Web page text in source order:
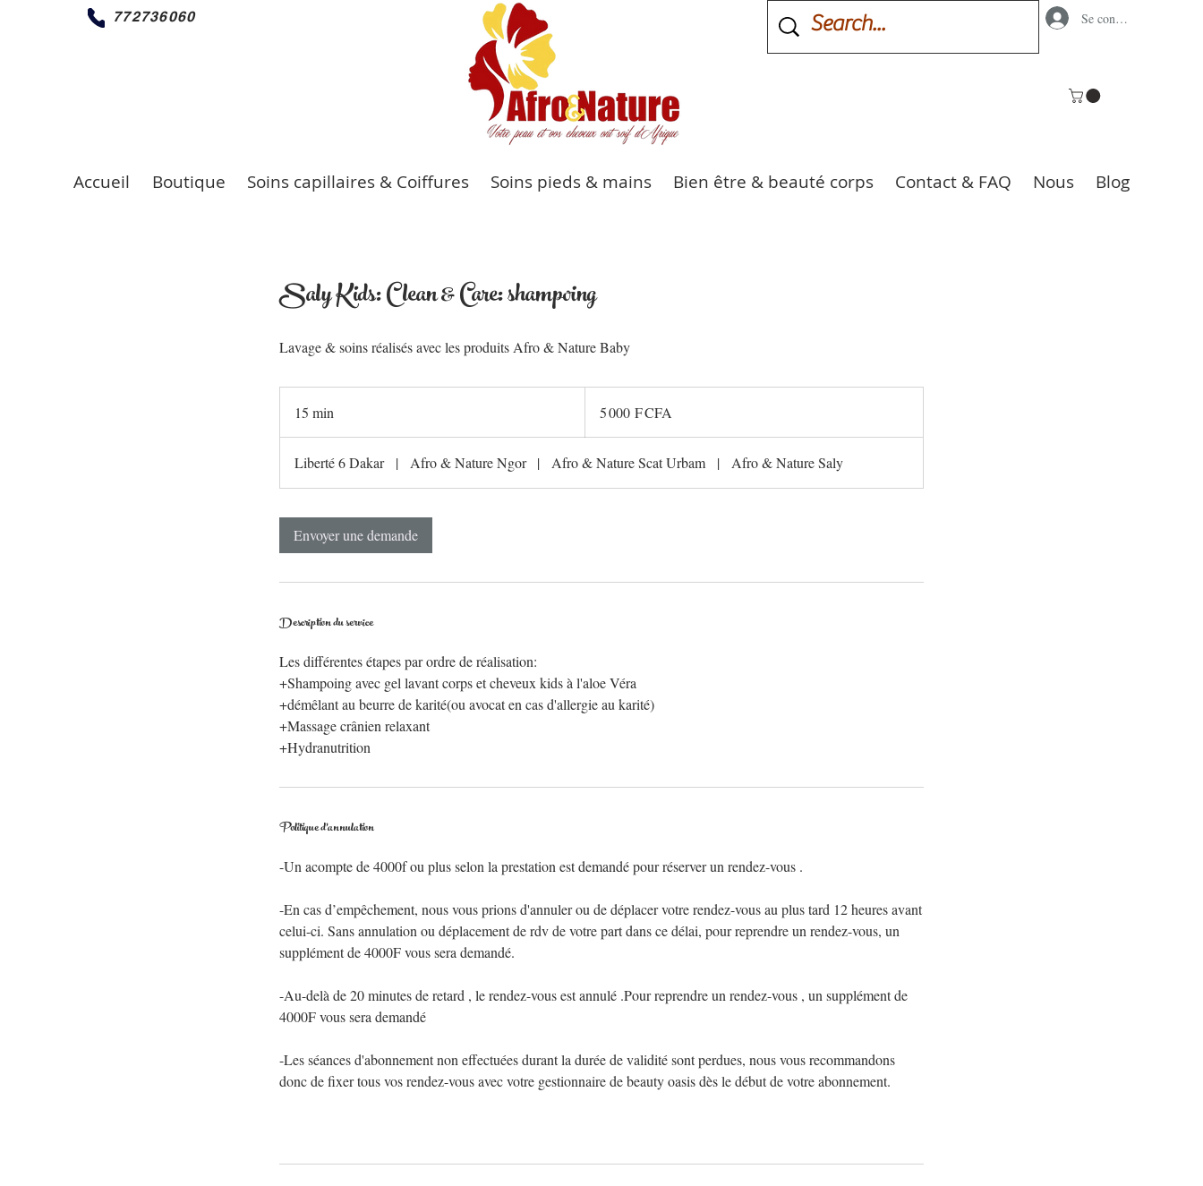
772736060 Se connecter
Accueil Boutique Soins capillaires & Coiffures Soins pieds & mains Bien être & beauté corps Contact & FAQ Nous Blog
Saly Kids: Clean & Care: shampoing
Lavage & soins réalisés avec les produits Afro & Nature Baby
15 min
5
m
CFA5 000 F CFA
Liberté 6 Dakar | Afro & Nature Ngor | Afro & Nature Scat Urbam | Afro & Nature Saly
Envoyer une demande
Description du service
Les différentes étapes par ordre de réalisation:
+Shampoing avec gel lavant corps et cheveux kids à l'aloe Véra
+démêlant au beurre de karité(ou avocat en cas d'allergie au karité)
+Massage crânien relaxant
+Hydranutrition
Politique d'annulation
-Un acompte de 4000f ou plus selon la prestation est demandé pour réserver un rendez-vous .
-En cas d’empêchement, nous vous prions d'annuler ou de déplacer votre rendez-vous au plus tard 12 heures avant
celui-ci. Sans annulation ou déplacement de rdv de votre part dans ce délai, pour reprendre un rendez-vous, un
supplément de 4000F vous sera demandé.
-Au-delà de 20 minutes de retard , le rendez-vous est annulé .Pour reprendre un rendez-vous , un supplément de
4000F vous sera demandé
-Les séances d'abonnement non effectuées durant la durée de validité sont perdues, nous vous recommandons
donc de fixer tous vos rendez-vous avec votre gestionnaire de beauty oasis dès le début de votre abonnement.